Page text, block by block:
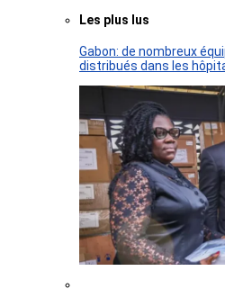
Les plus lus
Gabon: de nombreux
distribués dans les